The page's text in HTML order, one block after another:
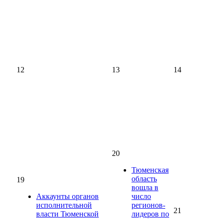
12 13 14
19
Аккаунты органов
исполнительной
власти Тюменской
20
Тюменская
область
вошла в
число
регионов-
лидеров по 21